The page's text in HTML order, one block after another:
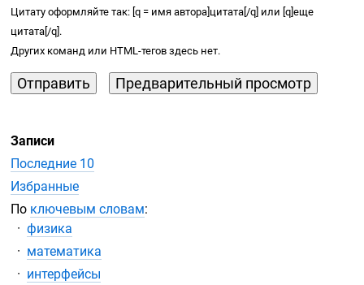
Цитату оформляйте так: [q = имя автора]цитата[/q] или [q]еще
цитата[/q].
Других команд или HTML-тегов здесь нет.
Записи
Последние 10
Избранные
По ключевым словам:
физика
математика
интерфейсы